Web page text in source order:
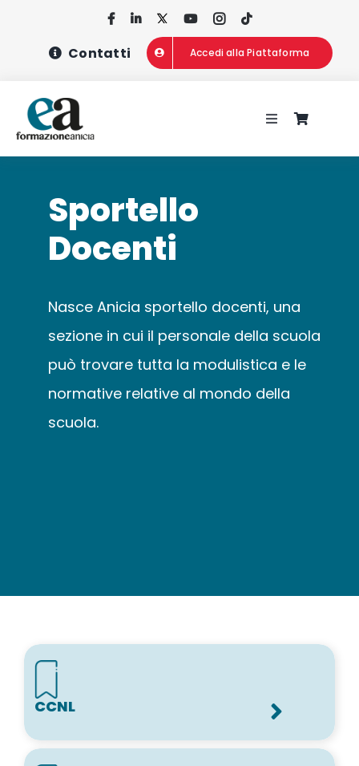
Contatti Accedi alla Piattaforma
Toggle
HOME
WEBINAR
Sportello
Docenti
Nasce Anicia sportello docenti, una
sezione in cui il personale della scuola
può trovare tutta la modulistica e le
normative relative al mondo della
scuola.
CCNL